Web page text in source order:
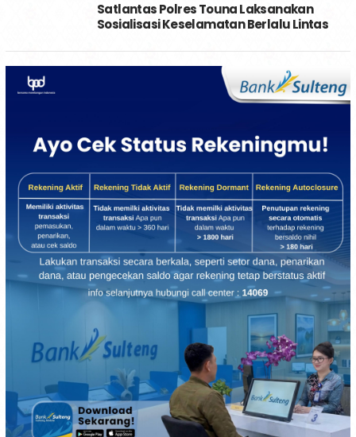
Satlantas Polres Touna Laksanakan
Sosialisasi Keselamatan Berlalu Lintas